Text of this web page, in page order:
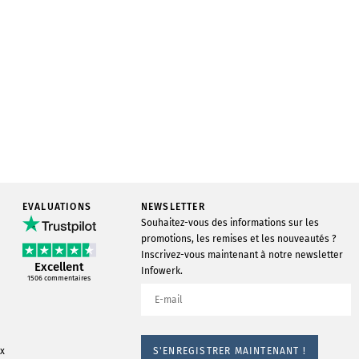
EVALUATIONS
Excellent
1506 commentaires
NEWSLETTER
Souhaitez-vous des informations sur les
promotions, les remises et les nouveautés ?
Inscrivez-vous maintenant à notre newsletter
Infowerk.
S'ENREGISTRER MAINTENANT !